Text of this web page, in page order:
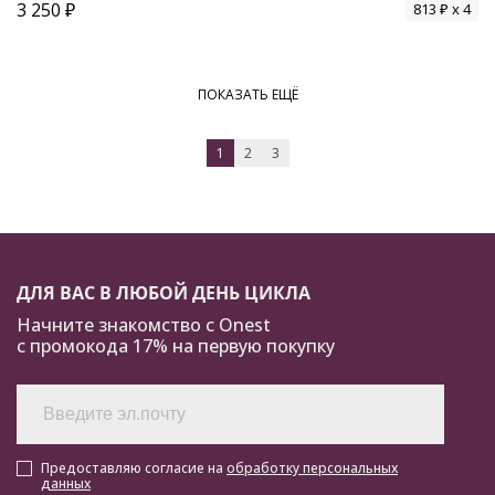
3 250 ₽ 813 ₽ x 4
ПОКАЗАТЬ ЕЩЁ
1 2 3
ДЛЯ ВАС В ЛЮБОЙ ДЕНЬ ЦИКЛА
Начните знакомство с Onest
с промокода 17% на первую покупку
Предоставляю согласие на обработку персональных
данных